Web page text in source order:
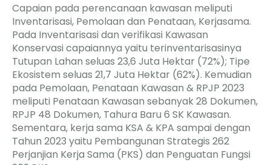
Capaian pada perencanaan kawasan meliputi
Inventarisasi, Pemolaan dan Penataan, Kerjasama.
Pada Inventarisasi dan verifikasi Kawasan
Konservasi capaiannya yaitu terinventarisasinya
Tutupan Lahan seluas 23,6 Juta Hektar (72%); Tipe
Ekosistem seluas 21,7 Juta Hektar (62%). Kemudian
pada Pemolaan, Penataan Kawasan & RPJP 2023
meliputi Penataan Kawasan sebanyak 28 Dokumen,
RPJP 48 Dokumen, Tahura Baru 6 SK Kawasan.
Sementara, kerja sama KSA & KPA sampai dengan
Tahun 2023 yaitu Pembangunan Strategis 262
Perjanjian Kerja Sama (PKS) dan Penguatan Fungsi